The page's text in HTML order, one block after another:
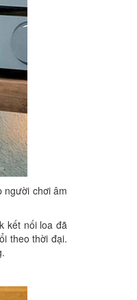
người chơi âm
kết nối loa đã
theo thời đại.